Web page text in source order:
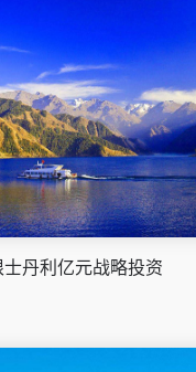
士丹利亿元战略投资